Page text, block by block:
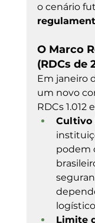
o cenário
O Marco
(RDCs de
Em janeiro
um novo
RDCs 1.012
Cultivo
podem
Limite